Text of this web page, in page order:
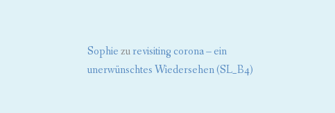
Sophiezurevisiting corona – ein
unerwünschtes Wiedersehen (SL_B4)